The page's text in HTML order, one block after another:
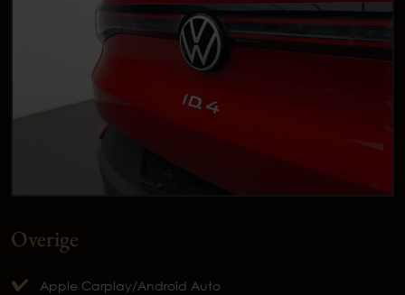
Overige
Apple Carplay/Android Auto